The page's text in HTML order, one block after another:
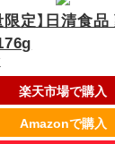
定】日清食
楽天市場で購入
Amazonで購入